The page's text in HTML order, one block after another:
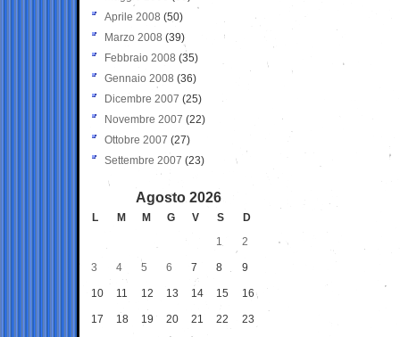
Aprile 2008 (50)
Marzo 2008 (39)
Febbraio 2008 (35)
Gennaio 2008 (36)
Dicembre 2007 (25)
Novembre 2007 (22)
Ottobre 2007 (27)
Settembre 2007 (23)
Agosto 2026
L M M G V S
D
1
2
3 4 5 6 7 8 9
10 11 12 13 14 15 16
17 18 19 20 21 22 23